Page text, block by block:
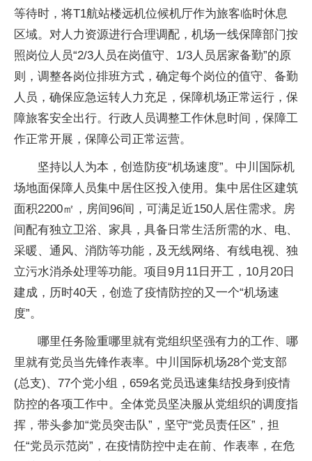
等待时，将T1航站楼远机位候机厅作为旅客临时休息
区域。对人力资源进行合理调配，机场一线保障部门按
照岗位人员“2/3人员在岗值守、1/3人员居家备勤”的原
则，调整各岗位排班方式，确定每个岗位的值守、备勤
人员，确保应急运转人力充足，保障机场正常运行，保
障旅客安全出行。行政人员调整工作休息时间，保障工
作正常开展，保障公司正常运营。
坚持以人为本，创造防疫“机场速度”。中川国际机
场地面保障人员集中居住区投入使用。集中居住区建筑
面积2200㎡，房间96间，可满足近150人居住需求。房
间配有独立卫浴、家具，具备日常生活所需的水、电、
采暖、通风、消防等功能，及无线网络、有线电视、独
立污水消杀处理等功能。项目9月11日开工，10月20日
建成，历时40天，创造了疫情防控的又一个“机场速
度”。
哪里任务险重哪里就有党组织坚强有力的工作、哪
里就有党员当先锋作表率。中川国际机场28个党支部
(总支)、77个党小组，659名党员迅速集结投身到疫情
防控的各项工作中。全体党员坚决服从党组织的调度指
挥，带头参加“党员突击队”，坚守“党员责任区”，担
任“党员示范岗”，在疫情防控中走在前、作表率，在危